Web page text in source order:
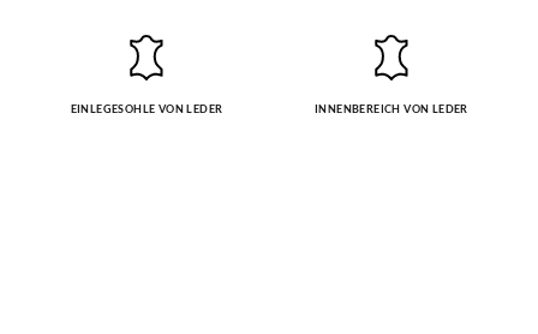
EINLEGESOHLE VON LEDER INNENBEREICH VON LEDER